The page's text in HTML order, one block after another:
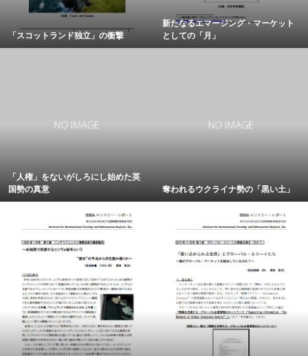
「スコットランド独立」の衝撃
新たなるエマージング・マーケット
としての「月」
「人権」をないがしろにし始めた英
国勢の真意
奪われるウクライナ勢の「黒い土」